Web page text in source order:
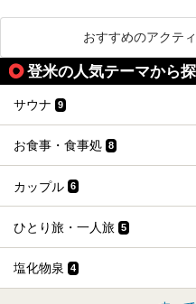
おすすめのアクテ
登米の人気テーマから
サウナ 9
お食事・食事処 8
カップル 6
ひとり旅・一人旅 5
塩化物泉 4